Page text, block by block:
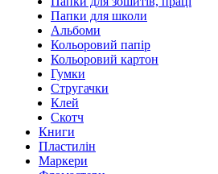
Папки для школи
Альбоми
Кольоровий папір
Кольоровий картон
Гумки
Стругачки
Клей
Скотч
Книги
Пластилін
Маркери